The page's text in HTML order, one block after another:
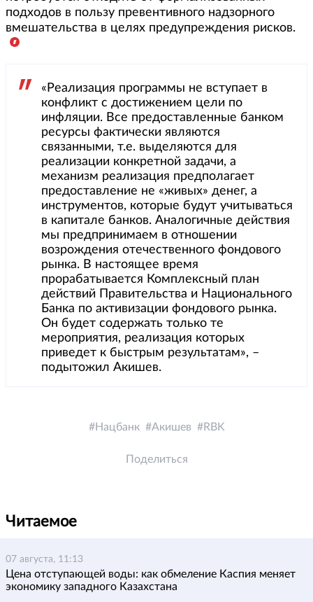
подходов в пользу превентивного надзорного
вмешательства в целях предупреждения рисков.
«Реализация программы не вступает в
конфликт с достижением цели по
инфляции. Все предоставленные банком
ресурсы фактически являются
связанными, т.е. выделяются для
реализации конкретной задачи, а
механизм реализация предполагает
предоставление не «живых» денег, а
инструментов, которые будут учитываться
в капитале банков. Аналогичные действия
мы предпринимаем в отношении
возрождения отечественного фондового
рынка. В настоящее время
прорабатывается Комплексный план
действий Правительства и Национального
Банка по активизации фондового рынка.
Он будет содержать только те
мероприятия, реализация которых
приведет к быстрым результатам», –
подытожил Акишев.
Нацбанк Акишев RBK
Поделиться
Читаемое
07 августа, 11:13
Цена отступающей воды: как обмеление Каспия меняет
экономику западного Казахстана